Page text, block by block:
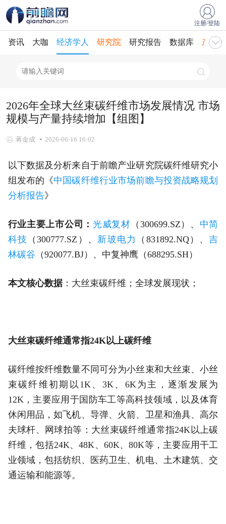
注册/登陆
资讯 大咖 经济学人 研究院 研究报告 数据库 产业
2026年全球大丝束碳纤维市场发展情况 市场
规模与产量持续增加【组图】
蒋金成 2026-06-16 16:02
以下数据及分析来自于前瞻产业研究院碳纤维研究小
组发布的《中国碳纤维行业市场前瞻与投资战略规划
分析报告》
行业主要上市公司： 光威复材 （300699.SZ）、 中简
科技
（300777.SZ）、 新玻电力 （831892.NQ）、吉
林碳谷 （920077.BJ）、中复神鹰（688295.SH）
本文核心数据：大丝束碳纤维；全球发展现状；
大丝束碳纤维通常指24K以上碳纤维
碳纤维按纤维数量不同可分为小丝束和大丝束、小丝
束碳纤维初期以1K、3K、6K为主，逐渐发展为
12K，主要应用于国防车工等高科技领域，以及体育
休闲用品，如飞机、导弹、火箭、卫星和渔具、高尔
夫球杆、网球拍等：大丝束碳纤维通常指24K以上碳
纤维，包括24K、48K、60K、80K等，主要应用干工
业领域，包括纺织、医药卫生、机电、土木建筑、交
通运输和能源等。